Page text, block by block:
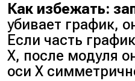
Как избежать:
убивает график,
Если часть
X, после модуля
оси X